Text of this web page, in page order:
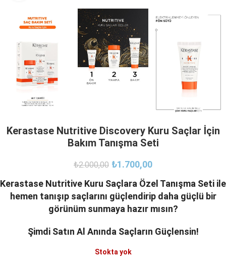
Kerastase Nutritive Discovery Kuru Saçlar İçin
Bakım Tanışma Seti
₺2.000,00 ₺1.700,00
Kerastase Nutritive Kuru Saçlara Özel Tanışma Seti ile
hemen tanışıp saçlarını güçlendirip daha güçlü bir
görünüm sunmaya hazır mısın?
Şimdi Satın Al Anında Saçların Güçlensin!
Stokta yok